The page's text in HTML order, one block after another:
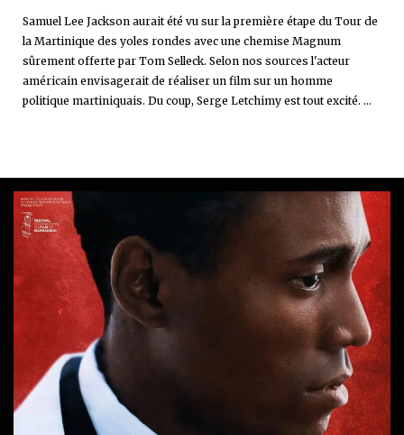
Samuel Lee Jackson aurait été vu sur la première étape du Tour de
la Martinique des yoles rondes avec une chemise Magnum
sûrement offerte par Tom Selleck. Selon nos sources l'acteur
américain envisagerait de réaliser un film sur un homme
politique martiniquais. Du coup, Serge Letchimy est tout excité. ...